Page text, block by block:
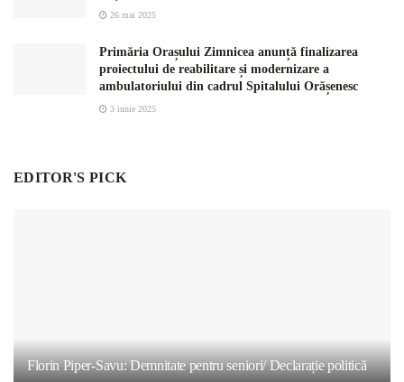
26 mai 2025
Primăria Orașului Zimnicea anunță finalizarea
proiectului de reabilitare și modernizare a
ambulatoriului din cadrul Spitalului Orășenesc
3 iunie 2025
EDITOR'S PICK
Florin Piper-Savu: Demnitate pentru seniori/ Declarație politică